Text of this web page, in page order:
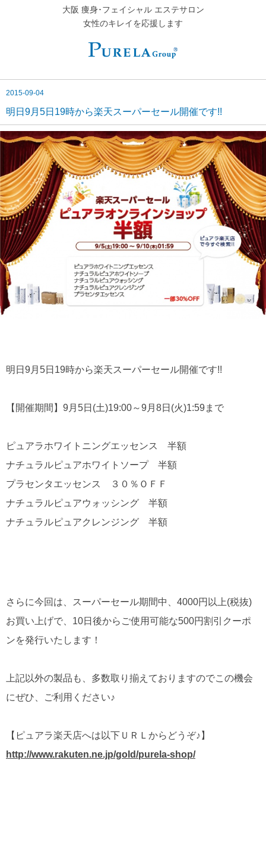
大阪 痩身･フェイシャル エステサロン
女性のキレイを応援します
2015-09-04
明日9月5日19時から楽天スーパーセール開催です!!
明日9月5日19時から楽天スーパーセール開催です!!
【開催期間】9月5日(土)19:00～9月8日(火)1:59まで
ピュアラホワイトニングエッセンス 半額
ナチュラルピュアホワイトソープ 半額
プラセンタエッセンス ３０％ＯＦＦ
ナチュラルピュアウォッシング 半額
ナチュラルピュアクレンジング 半額
さらに今回は、スーパーセール期間中、4000円以上(税抜)
お買い上げで、10日後からご使用可能な500円割引クーポ
ンを発行いたします！
上記以外の製品も、多数取り揃えておりますのでこの機会
にぜひ、ご利用ください♪
【ピュアラ楽天店へは以下ＵＲＬからどうぞ♪】
http://www.rakuten.ne.jp/gold/purela-shop/